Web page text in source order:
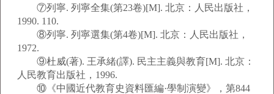
⑦列寧. 列寧全集(第23卷)[M]. 北京：人民出版社，
1990. 110.
⑧列寧. 列寧選集(第4卷)[M]. 北京：人民出版社，
1972.
⑨杜威(著). 王承緒(譯). 民主主義與教育[M]. 北京：
人民教育出版社，1996.
⑩《中國近代教育史資料匯編·學制演變》，第844